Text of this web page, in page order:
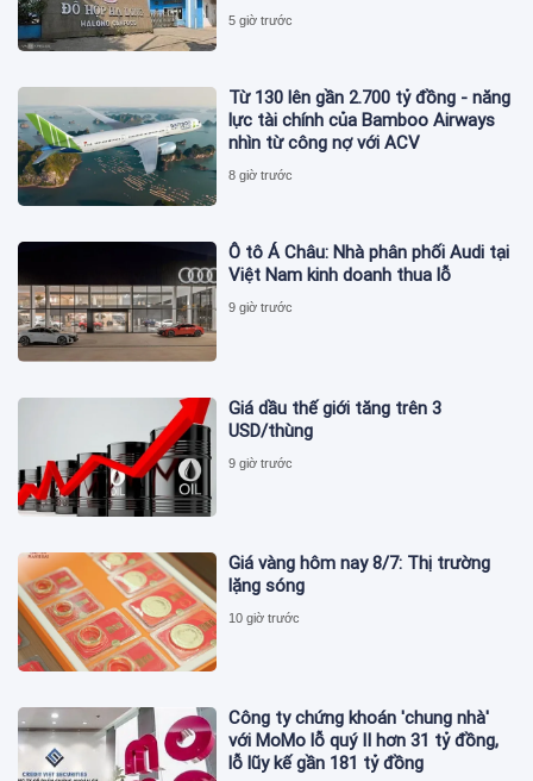
5 giờ trước
Từ 130 lên gần 2.700 tỷ đồng - năng
lực tài chính của Bamboo Airways
nhìn từ công nợ với ACV
8 giờ trước
Ô tô Á Châu: Nhà phân phối Audi tại
Việt Nam kinh doanh thua lỗ
9 giờ trước
Giá dầu thế giới tăng trên 3
USD/thùng
9 giờ trước
Giá vàng hôm nay 8/7: Thị trường
lặng sóng
10 giờ trước
Công ty chứng khoán 'chung nhà'
với MoMo lỗ quý II hơn 31 tỷ đồng,
lỗ lũy kế gần 181 tỷ đồng